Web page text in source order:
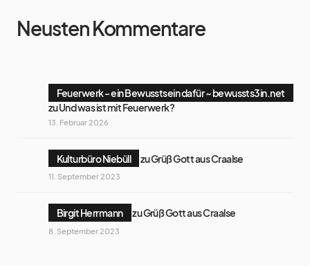
Neusten Kommentare
Feuerwerk - ein Bewusstsein dafür ~ bewussts3in.net
zuUnd was ist mit Feuerwerk?
13. Februar 2026
Kulturbüro Niebüll zuGrüß Gott aus Craalse
11. September 2023
Birgit Herrmann zuGrüß Gott aus Craalse
8. September 2023